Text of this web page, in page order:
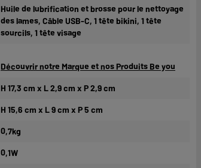
Huile de lubrification et brosse pour le nettoyage
des lames, Câble USB-C, 1 tête bikini, 1 tête
sourcils, 1 tête visage
Découvrir notre Marque et nos Produits Be you
H 17,3 cm x L 2,9 cm x P 2,9 cm
H 15,6 cm x L 9 cm x P 5 cm
0,7kg
0,1W